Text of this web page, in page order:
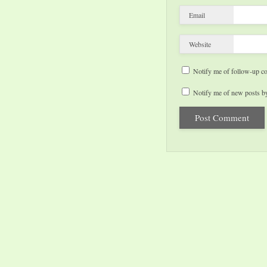
Email
Website
Notify me of follow-up
Notify me of new posts